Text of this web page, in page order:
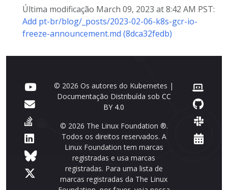
Última modificação March 09, 2023 at 8:42 AM PST:
Add pt-br/blog/_posts/2023-02-06-k8s-gcr-io-
freeze-announcement.md (8dca32fedb)
© 2026 Os autores do Kubernetes |
Documentação Distribuída sob CC
BY 4.0
© 2026 The Linux Foundation ®.
Todos os direitos reservados. A
Linux Foundation tem marcas
registradas e usa marcas
registradas. Para uma lista de
marcas registradas da The Linux